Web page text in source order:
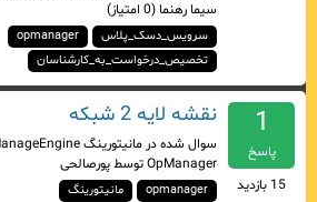
سیما رهنما(
0امتیاز)
سرویس_دسک_پلاس
opmanager
تخصیص_درخواست_به_کارشناسان
پاسخ
15بازدید
نقشه لایه 2 شبکه
سوال شدهدر
مانیتورینگ ManageEngine
OpManagerتوسطپورصالحی
opmanager مانیتورینگ